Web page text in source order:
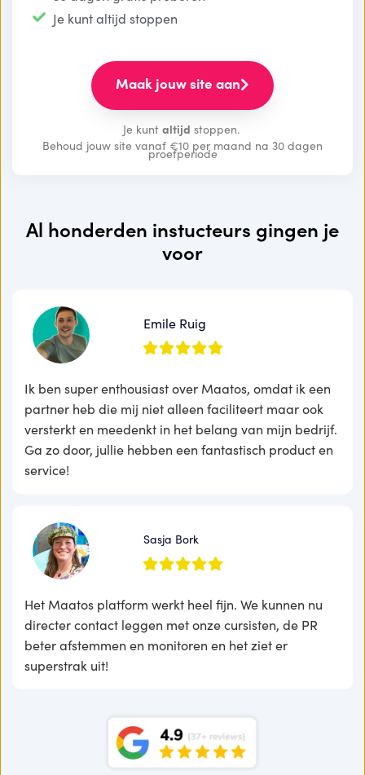
Je kunt altijd stoppen
Maak jouw site aan
Je kunt altijd stoppen.
Behoud jouw site vanaf €10 per maand na 30 dagen
proefperiode
Al honderden instucteurs gingen je
voor
Emile Ruig
Ik ben super enthousiast over Maatos, omdat ik een
partner heb die mij niet alleen faciliteert maar ook
versterkt en meedenkt in het belang van mijn bedrijf.
Ga zo door, jullie hebben een fantastisch product en
service!
Sasja Bork
Het Maatos platform werkt heel fijn. We kunnen nu
directer contact leggen met onze cursisten, de PR
beter afstemmen en monitoren en het ziet er
superstrak uit!